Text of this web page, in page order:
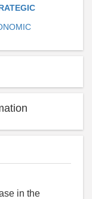
in the